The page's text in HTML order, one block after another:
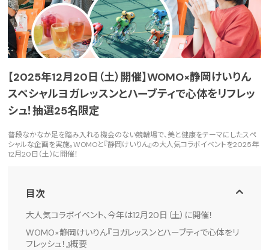
【2025年12月20日（土）開催】WOMO×静岡けいりん
スペシャルヨガレッスンとハーブティで心体をリフレッ
シュ！抽選25名限定
普段なかなか足を踏み入れる機会のない競輪場で、美と健康をテーマにしたスペ
シャルな企画を実施。WOMOと『静岡けいりん』の大人気コラボイベントを2025年
12月20日（土）に開催！
目次
大人気コラボイベント、今年は12月20日（土）に開催！
WOMO×静岡けいりん『ヨガレッスンとハーブティで心体をリ
フレッシュ！』概要